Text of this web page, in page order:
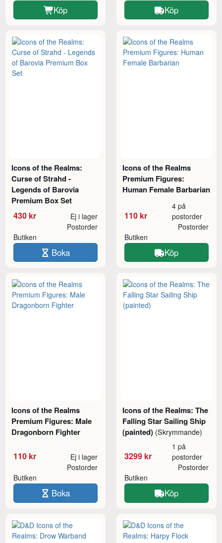
Köp Köp
Icons of the Realms:
Curse of Strahd -
Legends of Barovia
Premium Box Set
430 kr Ej i lager
Butiken
Postorder
Boka
Icons of the Realms
Premium Figures:
Human Female Barbarian
110 kr
4 på
postorder
Butiken
Postorder
Köp
Icons of the Realms
Premium Figures: Male
Dragonborn Fighter
110 kr Ej i lager
Butiken
Postorder
Boka
Icons of the Realms: The
Falling Star Sailing Ship
(painted) (Skrymmande)
3299 kr
1 på
postorder
Butiken
Postorder
Köp